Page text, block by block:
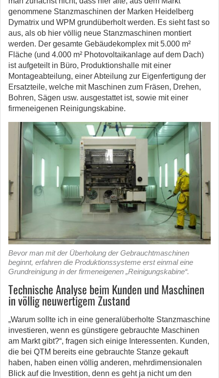
genommene Stanzmaschinen der Marken Heidelberg
Dymatrix und WPM grundüberholt werden. Es sieht fast so
aus, als ob hier völlig neue Stanzmaschinen montiert
werden. Der gesamte Gebäudekomplex mit 5.000 m²
Fläche (und 4.000 m² Photovoltaikanlage auf dem Dach)
ist aufgeteilt in Büro, Produktionshalle mit einer
Montageabteilung, einer Abteilung zur Eigenfertigung der
Ersatzteile, welche mit Maschinen zum Fräsen, Drehen,
Bohren, Sägen usw. ausgestattet ist, sowie mit einer
firmeneigenen Reinigungskabine.
Bevor man mit der Überholung der Gebrauchtmaschinen
beginnt, erfahren die Produktionssysteme erst einmal eine
Grundreinigung in der firmeneigenen „Reinigungskabine“.
Technische Analyse beim Kunden und Maschinen
in völlig neuwertigem Zustand
„Warum sollte ich in eine generalüberholte Stanzmaschine
investieren, wenn es günstigere gebrauchte Maschinen
am Markt gibt?“, fragen sich einige Interessenten. Kunden,
die bei QTM bereits eine gebrauchte Stanze gekauft
haben, haben einen völlig anderen, mehrdimensionalen
Blick auf die Investition, denn es geht ja nicht um den